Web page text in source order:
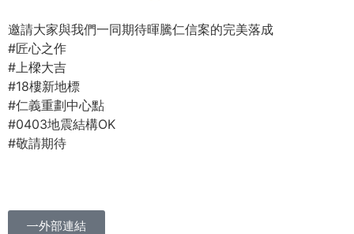
邀請大家與我們一同期待暉騰仁信案的完美落成
#匠心之作
#上樑大吉
#18樓新地標
#仁義重劃中心點
#0403地震結構OK
#敬請期待
外部連結